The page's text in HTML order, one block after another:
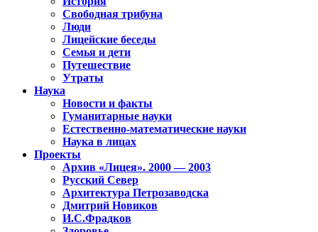
Свободная трибуна
Люди
Лицейские беседы
Семья и дети
Путешествие
Утраты
Наука
Новости и факты
Гуманитарные науки
Естественно-математические науки
Наука в лицах
Проекты
Архив «Лицея». 2000 — 2003
Русский Север
Архитектура Петрозаводска
Дмитрий Новиков
И.С.Фрадков